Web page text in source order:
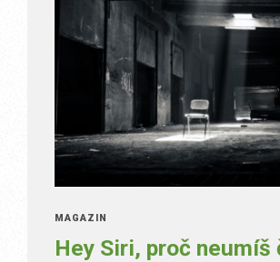
MAGAZÍN
Hey Siri, proč neumíš